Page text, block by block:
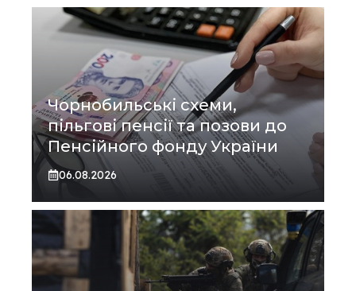
Чорнобильські схеми,
пільгові пенсії та позови до
Пенсійного фонду України
06.08.2026